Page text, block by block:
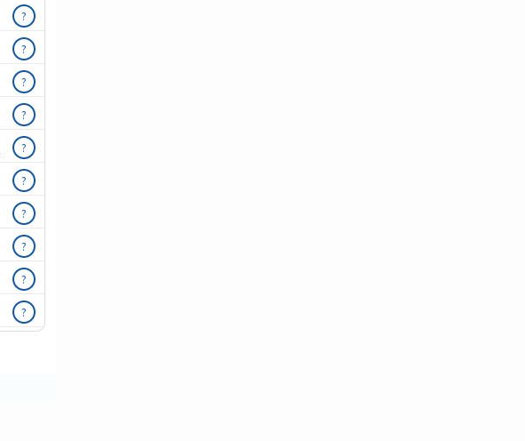
?
?
?
?
?
?
?
?
?
?